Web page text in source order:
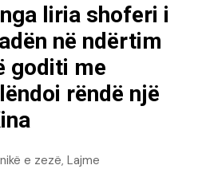
liria shoferi i
në ndërtim
goditi me
rëndë një
e zezë, Lajme